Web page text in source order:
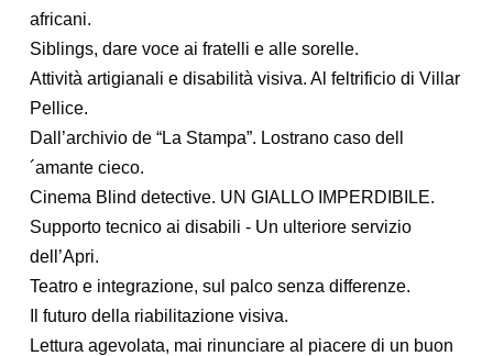
africani.
Siblings, dare voce ai fratelli e alle sorelle.
Attività artigianali e disabilità visiva. Al feltrificio di Villar
Pellice.
Dall’archivio de “La Stampa”. Lostrano caso dell
´amante cieco.
Cinema Blind detective. UN GIALLO IMPERDIBILE.
Supporto tecnico ai disabili - Un ulteriore servizio
dell’Apri.
Teatro e integrazione, sul palco senza differenze.
Il futuro della riabilitazione visiva.
Lettura agevolata, mai rinunciare al piacere di un buon